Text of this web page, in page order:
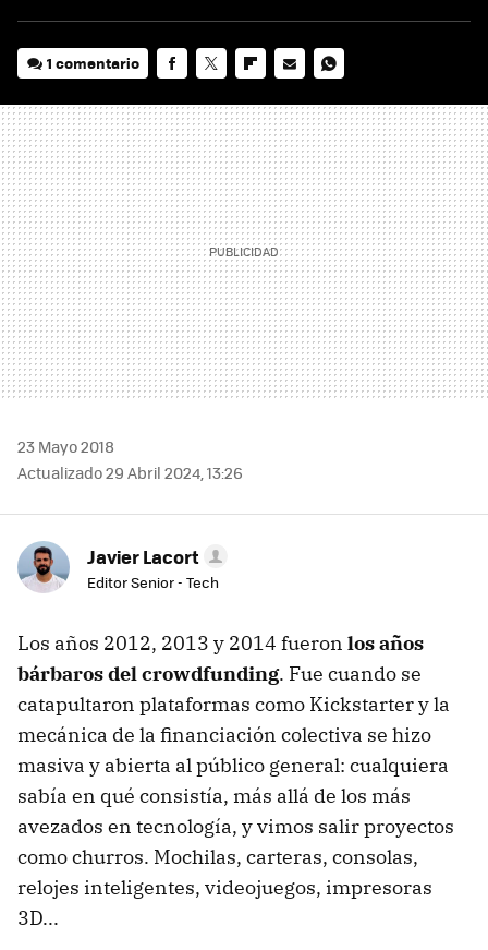
1 comentario
MAIL
23 Mayo 2018
Actualizado 29 Abril 2024, 13:26
Javier Lacort
Editor Senior - Tech
Los años 2012, 2013 y 2014 fueron los años
bárbaros del crowdfunding. Fue cuando se
catapultaron plataformas como Kickstarter y la
mecánica de la financiación colectiva se hizo
masiva y abierta al público general: cualquiera
sabía en qué consistía, más allá de los más
avezados en tecnología, y vimos salir proyectos
como churros. Mochilas, carteras, consolas,
relojes inteligentes, videojuegos, impresoras
3D...